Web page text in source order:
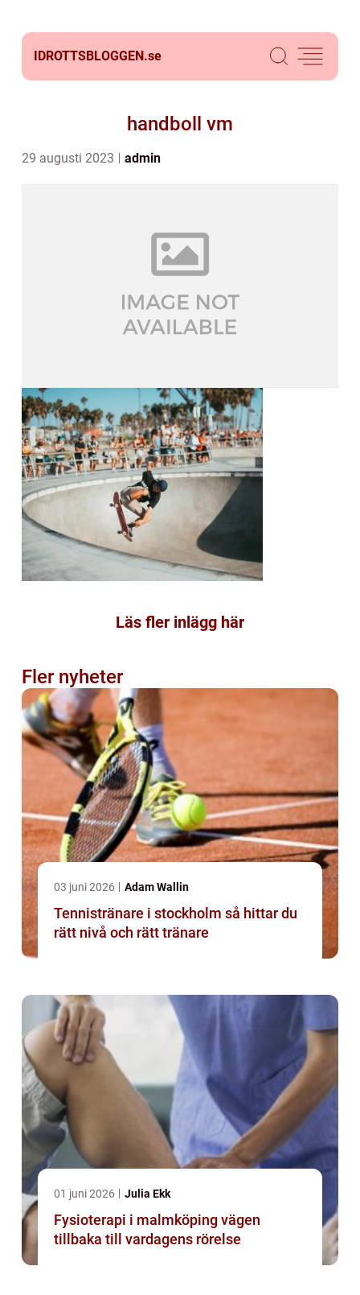
IDROTTSBLOGGEN.se
handboll vm
29 augusti 2023 admin
Läs fler inlägg här
Fler nyheter
03 juni 2026 Adam Wallin
Tennistränare i stockholm så hittar du
rätt nivå och rätt tränare
01 juni 2026 Julia Ekk
Fysioterapi i malmköping vägen
tillbaka till vardagens rörelse